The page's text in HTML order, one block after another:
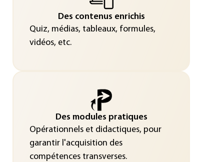
Des contenus enrichis
Quiz, médias, tableaux, formules,
vidéos, etc.
Des modules pratiques
Opérationnels et didactiques, pour
garantir l'acquisition des
compétences transverses.